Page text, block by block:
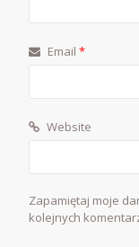
Email*
Website
Zapamiętaj moje
kolejnych